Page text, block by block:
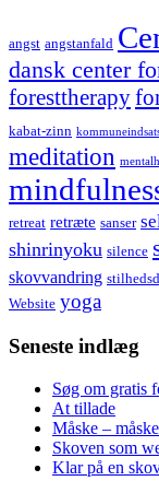
angst angstanfald
dansk center
foresttherapy
kabat-zinn
meditation
retreat retræte sanser
shinrinyoku silence
skovvandring
Website yoga
Seneste indlæg
Søg om gratis
At tillade
Måske –
Skoven som
Klar på en